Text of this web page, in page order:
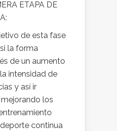
ETAPA DE
de esta fase
la forma
de un aumento
intensidad de
y así ir
los
continua